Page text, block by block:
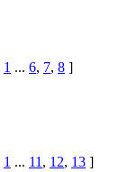
1 ... 6, 7, 8 ]
1 ... 11 , 12, 13 ]